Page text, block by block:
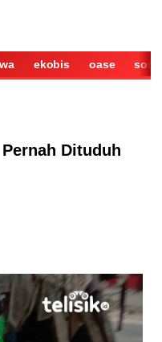
ekobis oase sosok
Dituduh